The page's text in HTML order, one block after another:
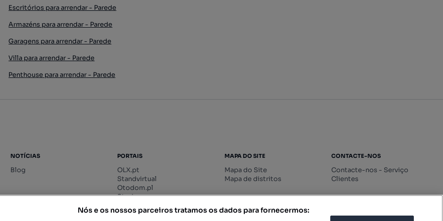
Escritórios para arrendar - Parede
Armazéns para arrendar - Parede
Garagens para arrendar - Parede
Villa para arrendar - Parede
Penthouse para arrendar - Parede
NOTÍCIAS
Blog
PORTAIS
OLX.pt
Standvirtual
Otodom.pl
Storia.ro
MAPA DO SITE
Mapa do Site
Mapa de distritos
CONTACTE-NOS
Contacte-nos - Serviço
Clientes
Nós e os nossos parceiros tratamos os dados para fornecermos: